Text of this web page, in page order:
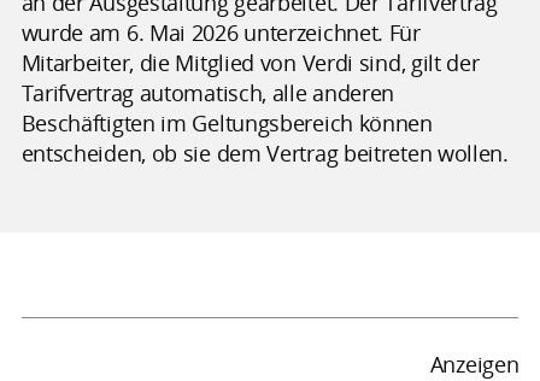
wurde am 6. Mai 2026 unterzeichnet. Für
Mitarbeiter, die Mitglied von Verdi sind, gilt der
Tarifvertrag automatisch, alle anderen
Beschäftigten im Geltungsbereich können
entscheiden, ob sie dem Vertrag beitreten wollen.
Anzeigen